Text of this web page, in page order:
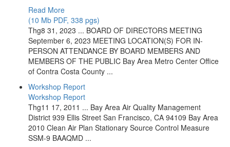
Read More
(10 Mb PDF, 338 pgs)
Thg8 31, 2023 ... BOARD OF DIRECTORS MEETING
September 6, 2023 MEETING LOCATION(S) FOR IN-
PERSON ATTENDANCE BY BOARD MEMBERS AND
MEMBERS OF THE PUBLIC Bay Area Metro Center Office
of Contra Costa County ...
Workshop Report
Workshop Report
Thg11 17, 2011 ... Bay Area Air Quality Management
District 939 Ellis Street San Francisco, CA 94109 Bay Area
2010 Clean Air Plan Stationary Source Control Measure
SSM-9 BAAQMD ...